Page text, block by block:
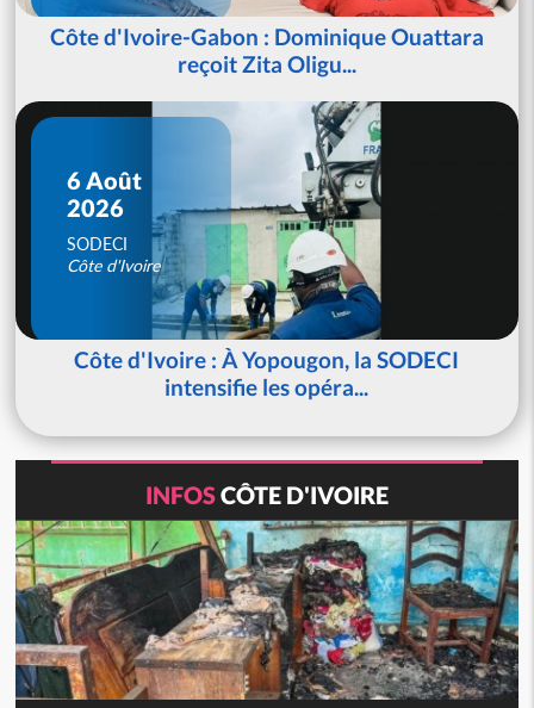
Côte d'Ivoire-Gabon : Dominique Ouattara
reçoit Zita Oligu...
6 Août
2026
SODECI
Côte d'Ivoire
Côte d'Ivoire : À Yopougon, la SODECI
intensifie les opéra...
INFOSCÔTE D'IVOIRE